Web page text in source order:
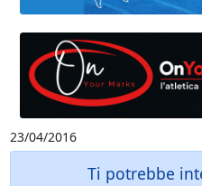
23/04/2016
Ti potrebbe